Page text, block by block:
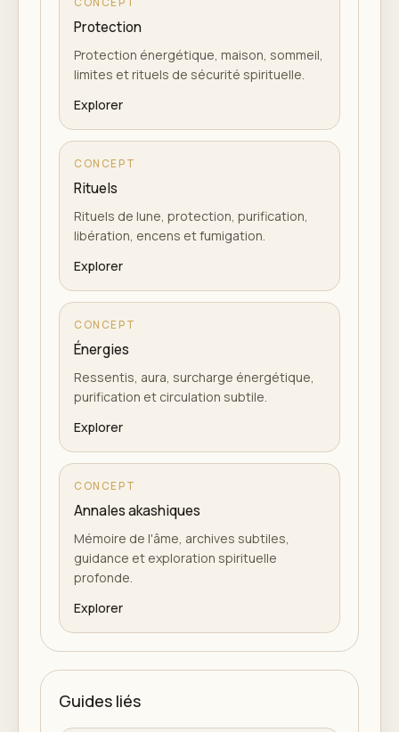
Protection
Protection énergétique, maison, sommeil,
limites et rituels de sécurité spirituelle.
Explorer
CONCEPT
Rituels
Rituels de lune, protection, purification,
libération, encens et fumigation.
Explorer
CONCEPT
Énergies
Ressentis, aura, surcharge énergétique,
purification et circulation subtile.
Explorer
CONCEPT
Annales akashiques
Mémoire de l'âme, archives subtiles,
guidance et exploration spirituelle
profonde.
Explorer
Guides liés